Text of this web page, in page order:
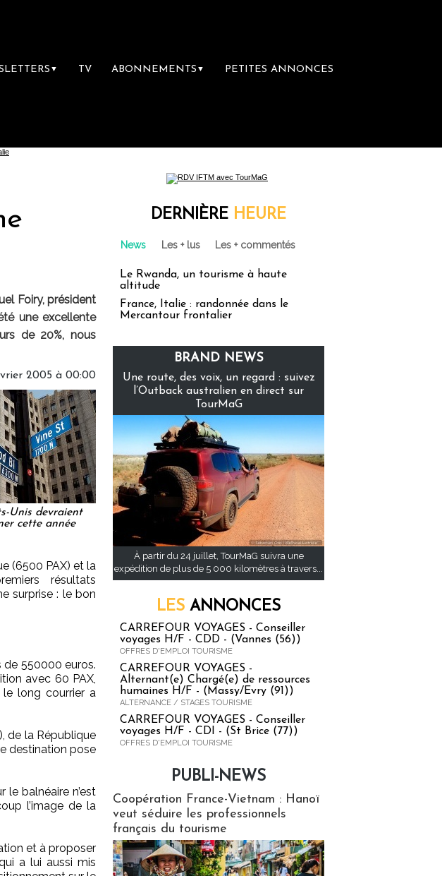
▼ TV ABONNEMENTS ▼ PETITES ANNONCES
Foiry, président
une excellente
de 20%, nous
2005 à 00:00
Unis devraient
cette année
(6500 PAX) et la
résultats
surprise : le bon
de 550000 euros.
avec 60 PAX,
le long courrier a
de la République
destination pose
balnéaire n’est
l’image de la
et à proposer
a lui aussi mis
DERNIÈRE HEURE
News Les + lus Les + commentés
Le Rwanda, un tourisme à haute
altitude
France, Italie : randonnée dans le
Mercantour frontalier
BRAND NEWS
Une route, des voix, un regard : suivez
l’Outback australien en direct sur
TourMaG
À partir du 24 juillet, TourMaG suivra une
expédition de plus de 5 000 kilomètres à travers...
LES ANNONCES
CARREFOUR VOYAGES - Conseiller
voyages H/F - CDD - (Vannes (56))
OFFRES D'EMPLOI TOURISME
CARREFOUR VOYAGES -
Alternant(e) Chargé(e) de ressources
humaines H/F - (Massy/Evry (91))
ALTERNANCE / STAGES TOURISME
CARREFOUR VOYAGES - Conseiller
voyages H/F - CDI - (St Brice (77))
OFFRES D'EMPLOI TOURISME
PUBLI-NEWS
Coopération France-Vietnam : Hanoï
veut séduire les professionnels
français du tourisme